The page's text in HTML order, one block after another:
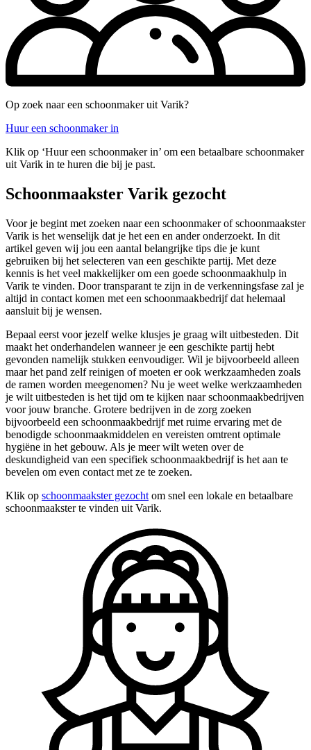
Op zoek naar een schoonmaker uit Varik?
Huur een schoonmaker in
Klik op ‘Huur een schoonmaker in’ om een betaalbare schoonmaker
uit Varik in te huren die bij je past.
Schoonmaakster Varik gezocht
Voor je begint met zoeken naar een schoonmaker of schoonmaakster
Varik is het wenselijk dat je het een en ander onderzoekt. In dit
artikel geven wij jou een aantal belangrijke tips die je kunt
gebruiken bij het selecteren van een geschikte partij. Met deze
kennis is het veel makkelijker om een goede schoonmaakhulp in
Varik te vinden. Door transparant te zijn in de verkenningsfase zal je
altijd in contact komen met een schoonmaakbedrijf dat helemaal
aansluit bij je wensen.
Bepaal eerst voor jezelf welke klusjes je graag wilt uitbesteden. Dit
maakt het onderhandelen wanneer je een geschikte partij hebt
gevonden namelijk stukken eenvoudiger. Wil je bijvoorbeeld alleen
maar het pand zelf reinigen of moeten er ook werkzaamheden zoals
de ramen worden meegenomen? Nu je weet welke werkzaamheden
je wilt uitbesteden is het tijd om te kijken naar schoonmaakbedrijven
voor jouw branche. Grotere bedrijven in de zorg zoeken
bijvoorbeeld een schoonmaakbedrijf met ruime ervaring met de
benodigde schoonmaakmiddelen en vereisten omtrent optimale
hygiëne in het gebouw. Als je meer wilt weten over de
deskundigheid van een specifiek schoonmaakbedrijf is het aan te
bevelen om even contact met ze te zoeken.
Klik op schoonmaakster gezocht om snel een lokale en betaalbare
schoonmaakster te vinden uit Varik.